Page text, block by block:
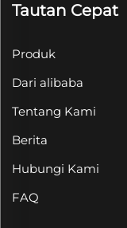
Tautan Cepat
Produk
Dari alibaba
Tentang Kami
Berita
Hubungi Kami
FAQ